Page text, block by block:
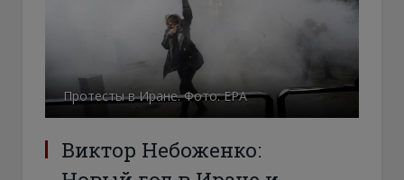
Протесты в Иране. Фото: ЕРА
Виктор Небоженко: